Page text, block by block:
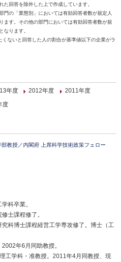
回答を除外した上で作成しています。
の「業態別」においては有効回答者数が規定人
ます。その他の部門においては有効回答者数が規
なります。
ないと回答した人の割合が基準値以下の企業がラ
年度 2012年度
2011年度
度
教授／内閣府 上席科学技術政策フェロー
科卒業。
士課程修了。
科博士課程経営工学専攻修了。博士（工
年6月同助教授。
工学科・准教授。2011年4月同教授、現